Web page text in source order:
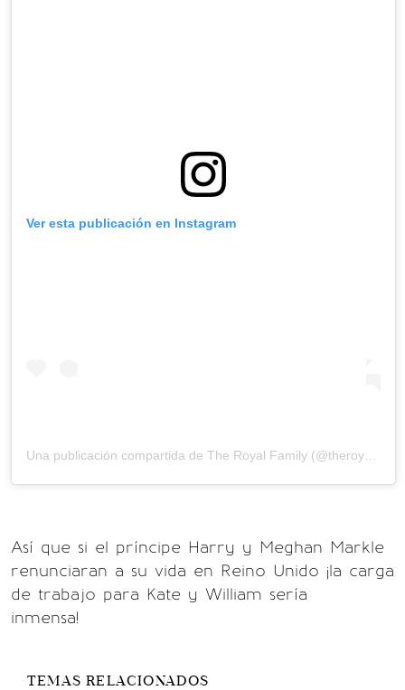
Ver esta publicación en Instagram
Una publicación compartida de The Royal Family (@theroyalfamily) el
Así que si el príncipe Harry y Meghan Markle
renunciaran a su vida en Reino Unido ¡la carga
de trabajo para Kate y William sería
inmensa!
TEMAS RELACIONADOS